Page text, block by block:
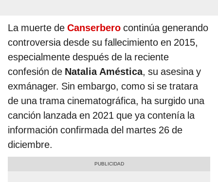
La muerte de Canserbero continúa generando
controversia desde su fallecimiento en 2015,
especialmente después de la reciente
confesión de Natalia Améstica, su asesina y
exmánager. Sin embargo, como si se tratara
de una trama cinematográfica, ha surgido una
canción lanzada en 2021 que ya contenía la
información confirmada del martes 26 de
diciembre.